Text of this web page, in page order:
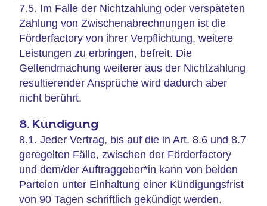
7.5. Im Falle der Nichtzahlung oder verspäteten
Zahlung von Zwischenabrechnungen ist die
Förderfactory von ihrer Verpflichtung, weitere
Leistungen zu erbringen, befreit. Die
Geltendmachung weiterer aus der Nichtzahlung
resultierender Ansprüche wird dadurch aber
nicht berührt.
8. Kündigung
8.1. Jeder Vertrag, bis auf die in Art. 8.6 und 8.7
geregelten Fälle, zwischen der Förderfactory
und dem/der Auftraggeber*in kann von beiden
Parteien unter Einhaltung einer Kündigungsfrist
von 90 Tagen schriftlich gekündigt werden.